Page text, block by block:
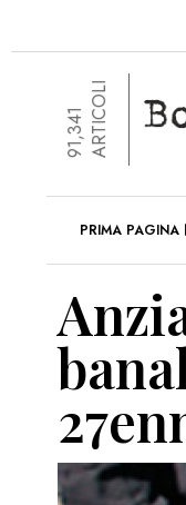
91,341ARTICOLI
PRIMA PAGINA